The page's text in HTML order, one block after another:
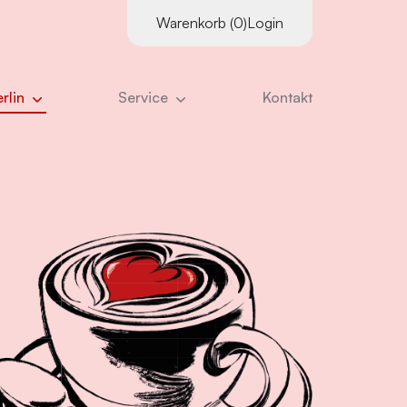
Warenkorb (0)Login
Inhouse-Schulungen
Online-Vorträge
Zertifizierungs­voraus­setzungen
Stornierung
ausmacht
Stiglmayr
Service
Links
Kontakt